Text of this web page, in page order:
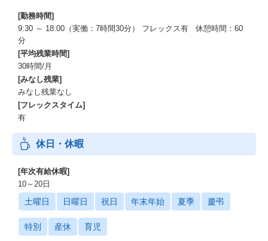
[勤務時間]
9:30 ～ 18:00（実働：7時間30分） フレックス有 休憩時間：60
分
[平均残業時間]
30時間/月
[みなし残業]
みなし残業なし
[フレックスタイム]
有
休日・休暇
[年次有給休暇]
10～20日
土曜日 日曜日 祝日 年末年始 夏季 慶弔
特別 産休 育児